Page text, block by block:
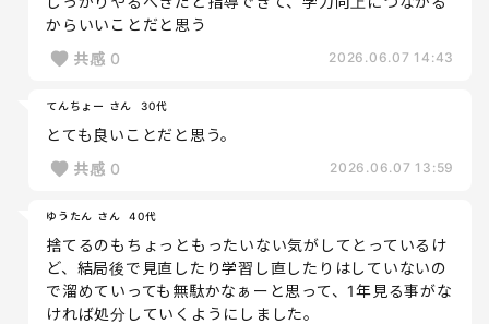
からいいことだと思う
共感 0 2026.06.07 14:43
てんちょー さん 30代
とても良いことだと思う。
共感 0 2026.06.07 13:59
ゆうたん さん 40代
捨てるのもちょっともったいない気がしてとっているけ
ど、結局後で見直したり学習し直したりはしていないの
で溜めていっても無駄かなぁーと思って、1年見る事がな
ければ処分していくようにしました。